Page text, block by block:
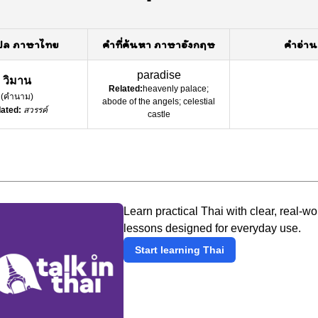
ภาษาไทย คำที่ค้นหา ภาษาอังกฤษ คำอ่าน
วิมาน
(คำนาม)
สวรรค์
paradise
Related:heavenly palace;
abode of the angels; celestial
castle
Learn practical Thai with clear, real-
lessons designed for everyday use.
Start learning Thai